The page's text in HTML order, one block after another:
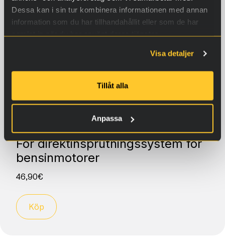
Dessa kan i sin tur kombinera informationen med annan
information som du har tillhandahållit eller som de har
samlat in när du har använt deras tjänster.
Visa detaljer
Tillåt alla
Anpassa
GIP3
För direktinsprutningssystem för
bensinmotorer
46,90€
Köp